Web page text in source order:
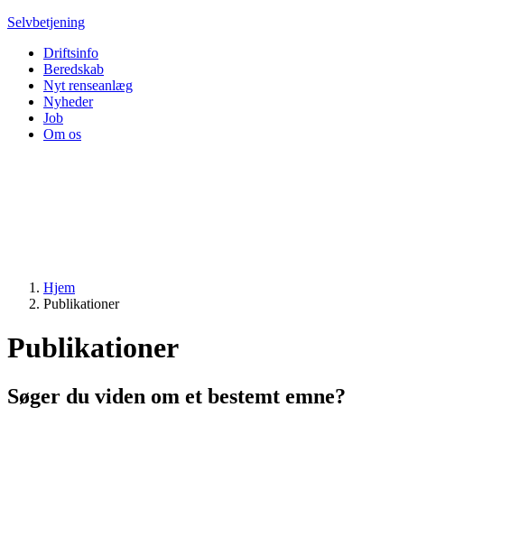
Selvbetjening
Driftsinfo
Beredskab
Nyt renseanlæg
Nyheder
Job
Om os
Hjem
Publikationer
Publikationer
Søger du viden om et bestemt emne?